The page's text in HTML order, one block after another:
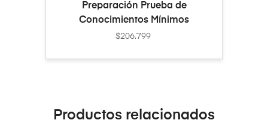
Preparación Prueba de
Conocimientos Mínimos
$206.799
Productos relacionados